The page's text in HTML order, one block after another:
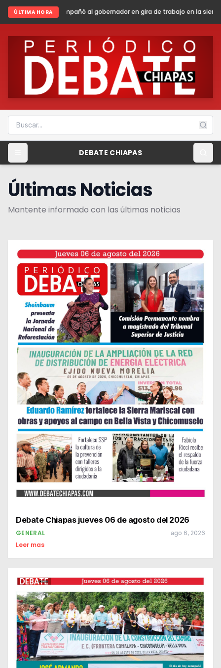
ÚLTIMA HORA
al gobernador en gira de trabajo en la sierra madre de Chiapas
DEBATE CHIAPAS
Últimas Noticias
Mantente informado con las últimas noticias
Debate Chiapas jueves 06 de agosto del 2026
GENERAL ago 6, 2026
Leer mas